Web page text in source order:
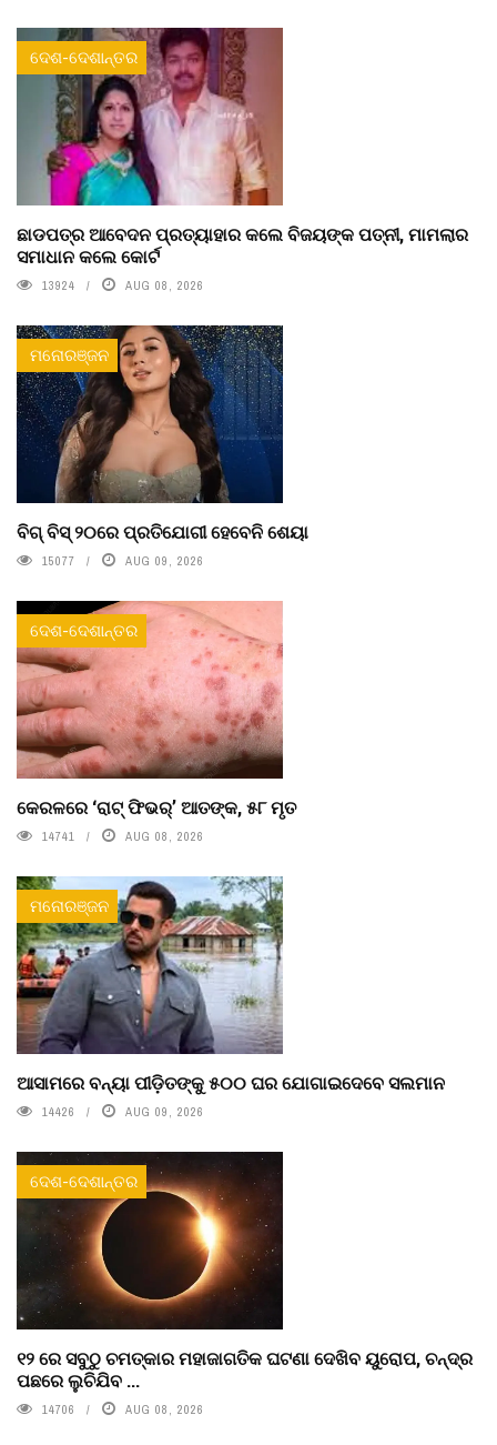
ଦେଶ-ଦେଶାନ୍ତର
ଛାଡପତ୍ର ଆବେଦନ ପ୍ରତ୍ୟାହାର କଲେ ବିଜୟଙ୍କ ପତ୍ନୀ, ମାମଲାର
ସମାଧାନ କଲେ କୋର୍ଟ
13924 AUG 08, 2026
ମନୋରଞ୍ଜନ
ବିଗ୍ ବିସ୍ ୨୦ରେ ପ୍ରତିଯୋଗୀ ହେବେନି ଶେୟା
15077 AUG 09, 2026
ଦେଶ-ଦେଶାନ୍ତର
କେରଳରେ ‘ରାଟ୍ ଫିଭର୍’ ଆତଙ୍କ, ୫୮ ମୃତ
14741 AUG 08, 2026
ମନୋରଞ୍ଜନ
ଆସାମରେ ବନ୍ୟା ପୀଡ଼ିତଙ୍କୁ ୫୦୦ ଘର ଯୋଗାଇଦେବେ ସଲମାନ
14426 AUG 09, 2026
ଦେଶ-ଦେଶାନ୍ତର
୧୨ ରେ ସବୁଠୁ ଚମତ୍କାର ମହାଜାଗତିକ ଘଟଣା ଦେଖିବ ୟୁରୋପ, ଚନ୍ଦ୍ର
ପଛରେ ଲୁଚିଯିବ ...
14706 AUG 08, 2026